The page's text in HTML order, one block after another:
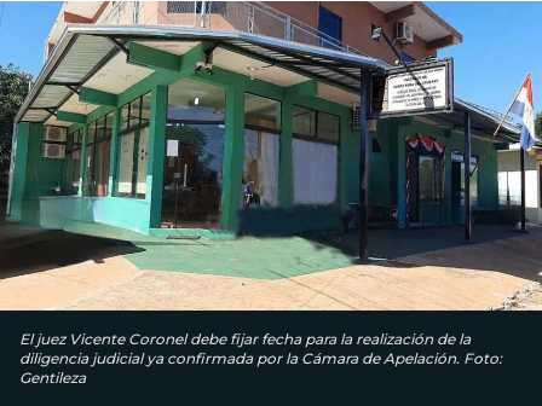
El juez Vicente Coronel debe fijar fecha para la realización de la
diligencia judicial ya confirmada por la Cámara de Apelación. Foto:
Gentileza